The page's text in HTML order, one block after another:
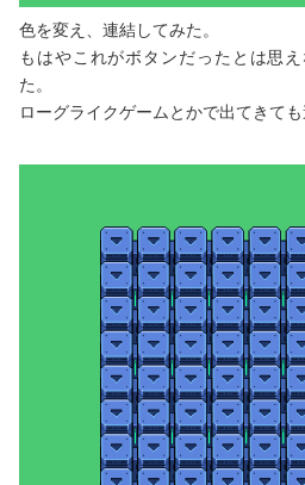
色を変え、連結してみた。
もはやこれがボタンだったとは思
た。
ローグライクゲームとかで出てきても